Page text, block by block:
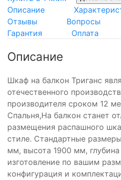
Описание
Отзывы
Вопросы
Гарантия
Оплата
Описание
Шкаф на балкон Триганс
отечественного
производителя сроком 12
Спальня,На балкон станет
размещения распашного
стиле. Стандартные
мм, высота 1900 мм,
изготовление по вашим
конфигурация и